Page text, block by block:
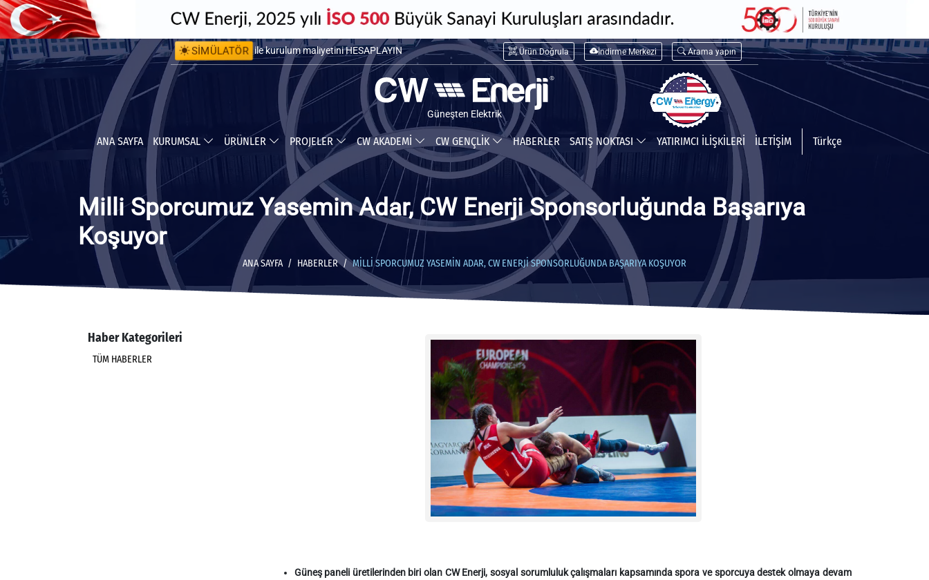
SİMÜLATÖR
ile kurulum maliyetini HESAPLAYIN
ile yapabileceğiniz tasarrufu HESAPLAYIN
Ürün Doğrula İndirme Merkezi Arama yapın
Güneşten Elektrik
ANA SAYFA KURUMSAL ÜRÜNLER PROJELER CW AKADEMİ CW GENÇLİK HABERLER SATIŞ NOKTASI YATIRIMCI İLİŞKİLERİ İLETİŞİM Türkçe
Milli Sporcumuz Yasemin Adar, CW Enerji Sponsorluğunda Başarıya
Koşuyor
ANA SAYFA HABERLER MILLI SPORCUMUZ YASEMIN ADAR, CW ENERJI SPONSORLUĞUNDA BAŞARIYA KOŞUYOR
Haber Kategorileri
TÜM HABERLER
Güneş paneli üretilerinden biri olan CW Enerji, sosyal sorumluluk çalışmaları kapsamında spora ve sporcuya destek olmaya devam